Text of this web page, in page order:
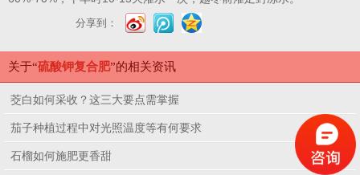
分享到：
关于“硫酸钾复合肥”的相关资讯
茭白如何采收？这三大要点需掌握
茄子种植过程中对光照温度等有何要求
石榴如何施肥更香甜